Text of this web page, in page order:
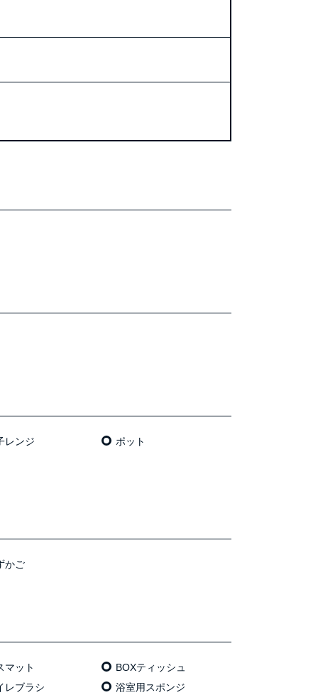
レンジ
ポット
かご
マット
BOXティッシュ
レブラシ
浴室用スポンジ